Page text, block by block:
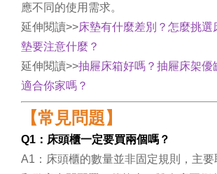
應不同的使用需求。
延伸閱讀>>床墊有什麼差別？怎麼挑選
墊要注意什麼？
延伸閱讀>>抽屜床箱好嗎？抽屜床架優
適合你家嗎？
【常見問題】
Q1：床頭櫃一定要買兩個嗎？
A1：床頭櫃的數量並非固定規則，主